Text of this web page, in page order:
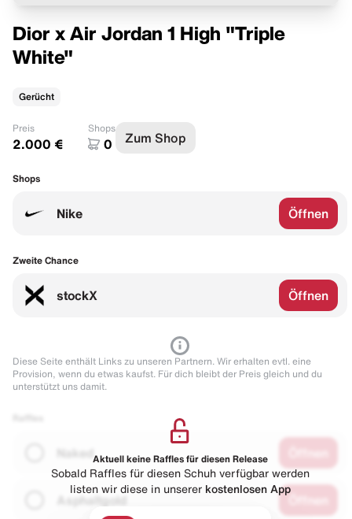
Dior x Air Jordan 1 High "Triple
White"
Gerücht
Preis
2.000 €
Shops
0 Zum Shop
Shops
Nike Öffnen
Zweite Chance
stockX Öffnen
Diese Seite enthält Links zu unseren Partnern. Wir erhalten evtl. eine
Provision, wenn du etwas kaufst. Für dich bleibt der Preis gleich und du
unterstützt uns damit.
Naked
Asphaltgold
Aktuell keine Raffles für diesen Release
Sobald Raffles für diesen Schuh verfügbar werden
listen wir diese in unserer kostenlosen App